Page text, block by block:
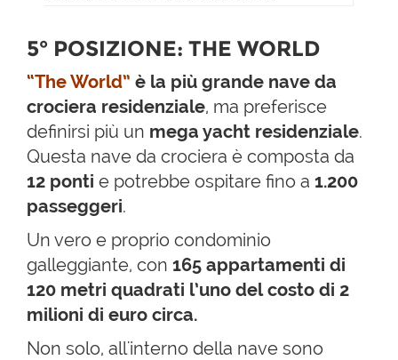
5° POSIZIONE: THE WORLD
“The World” è la più grande nave da
crociera residenziale, ma preferisce
definirsi più un mega yacht residenziale.
Questa nave da crociera è composta da
12 ponti e potrebbe ospitare fino a 1.200
passeggeri.
Un vero e proprio condominio
galleggiante, con 165 appartamenti di
120 metri quadrati l’uno del costo di 2
milioni di euro circa.
Non solo, all'interno della nave sono